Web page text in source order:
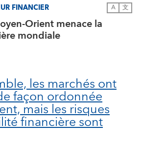
FINANCIER A 文
Orient menace la
mondiale
les marchés ont
façon ordonnée
mais les risques
financière sont